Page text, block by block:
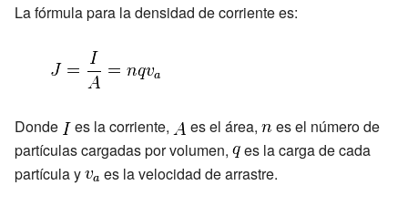
La fórmula para la densidad de corriente es:
Donde es la corriente, es el área,
es el número de
partículas cargadas por volumen,
es la carga de cada
partícula y
es la velocidad de arrastre.